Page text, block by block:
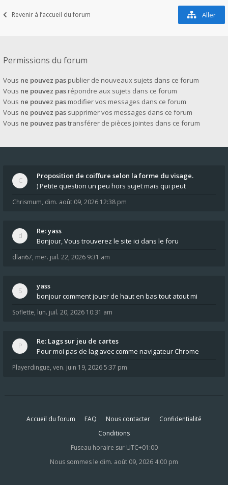
Revenir à l’accueil du forum Aller
Permissions du forum
Vous ne pouvez pas publier de nouveaux sujets dans ce forum
Vous ne pouvez pas répondre aux sujets dans ce forum
Vous ne pouvez pas modifier vos messages dans ce forum
Vous ne pouvez pas supprimer vos messages dans ce forum
Vous ne pouvez pastransférer de pièces jointes dans ce forum
Proposition de coiffure selon la forme du visage.
) Petite question un peu hors sujet mais qui peut
Chrismum, dim. août 09, 2026 12:38 pm
Re: yass
Bonjour, Vous trouverez le site ici dans le foru
dlan67, mer. juil. 22, 2026 9:31 am
yass
bonjour comment jouer de haut en bas tout atout mi
Soflette, lun. juil. 20, 2026 10:31 am
Re: Lags sur jeu de cartes
Pour moi pas de lag avec comme navigateur Chrome
Playerdingue, ven. juin 19, 2026 5:37 pm
Accueil du forum FAQ Nous contacter
Confidentialité
Conditions
Fuseau horaire sur UTC+01:00
Nous sommes le dim. août 09, 2026 4:00 pm